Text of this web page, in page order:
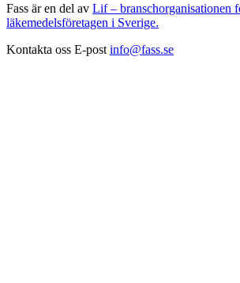
Fass är en del av Lif – branschorganisationen
läkemedelsföretagen i Sverige.
Kontakta oss E-post info@fass.se